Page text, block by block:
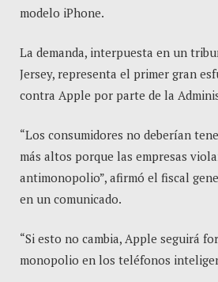
modelo iPhone.
La demanda, interpuesta en un
Jersey, representa el primer gran
contra Apple por parte de la
“Los consumidores no deberían
más altos porque las empresas
antimonopolio”, afirmó el fiscal
en un comunicado.
“Si esto no cambia, Apple seguirá
monopolio en los teléfonos